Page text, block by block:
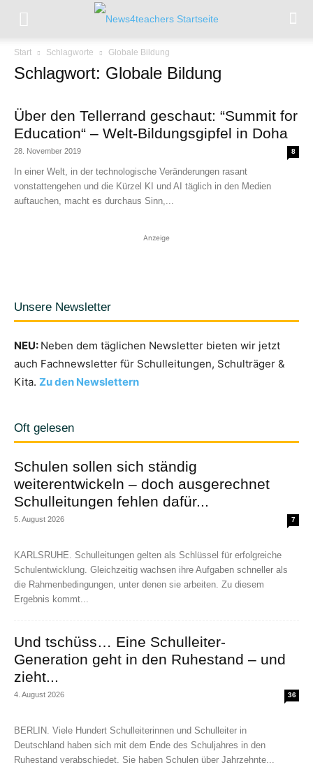
Start Schlagworte Globale Bildung
Schlagwort: Globale Bildung
Über den Tellerrand geschaut: “Summit for
Education“ – Welt-Bildungsgipfel in Doha
28. November 2019 8
In einer Welt, in der technologische Veränderungen rasant
vonstattengehen und die Kürzel KI und AI täglich in den Medien
auftauchen, macht es durchaus Sinn,...
Anzeige
Unsere Newsletter
NEU: Neben dem täglichen Newsletter bieten wir jetzt
auch Fachnewsletter für Schulleitungen, Schulträger &
Kita. Zu den Newslettern
Oft gelesen
Schulen sollen sich ständig
weiterentwickeln – doch ausgerechnet
Schulleitungen fehlen dafür...
5. August 2026 7
KARLSRUHE. Schulleitungen gelten als Schlüssel für erfolgreiche
Schulentwicklung. Gleichzeitig wachsen ihre Aufgaben schneller als
die Rahmenbedingungen, unter denen sie arbeiten. Zu diesem
Ergebnis kommt...
Und tschüss… Eine Schulleiter-
Generation geht in den Ruhestand – und
zieht...
4. August 2026 36
BERLIN. Viele Hundert Schulleiterinnen und Schulleiter in
Deutschland haben sich mit dem Ende des Schuljahres in den
Ruhestand verabschiedet. Sie haben Schulen über Jahrzehnte...